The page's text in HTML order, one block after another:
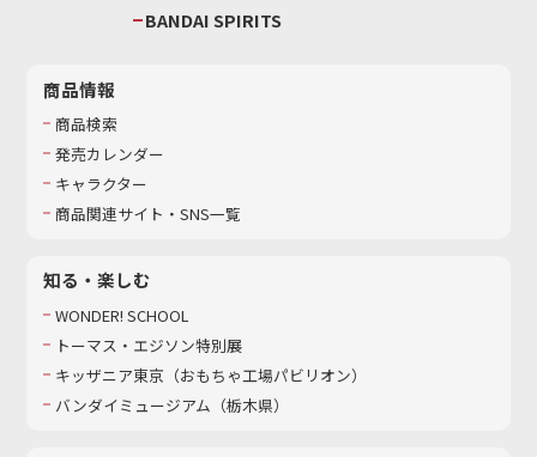
BANDAI SPIRITS
商品情報
商品検索
発売カレンダー
キャラクター
商品関連サイト・SNS一覧
知る・楽しむ
WONDER! SCHOOL
トーマス・エジソン特別展
キッザニア東京（おもちゃ工場パビリオン）​
バンダイミュージアム（栃木県）